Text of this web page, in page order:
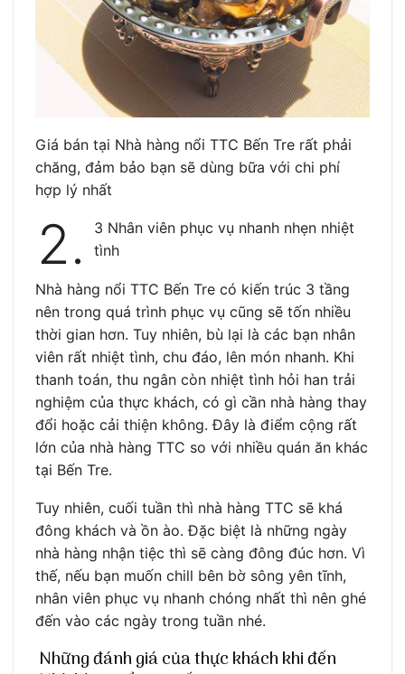
Giá bán tại Nhà hàng nổi TTC Bến Tre rất phải
chăng, đảm bảo bạn sẽ dùng bữa với chi phí
hợp lý nhất
2.
3 Nhân viên phục vụ nhanh nhẹn nhiệt
tình
Nhà hàng nổi TTC Bến Tre có kiến trúc 3 tầng
nên trong quá trình phục vụ cũng sẽ tốn nhiều
thời gian hơn. Tuy nhiên, bù lại là các bạn nhân
viên rất nhiệt tình, chu đáo, lên món nhanh. Khi
thanh toán, thu ngân còn nhiệt tình hỏi han trải
nghiệm của thực khách, có gì cần nhà hàng thay
đổi hoặc cải thiện không. Đây là điểm cộng rất
lớn của nhà hàng TTC so với nhiều quán ăn khác
tại Bến Tre.
Tuy nhiên, cuối tuần thì nhà hàng TTC sẽ khá
đông khách và ồn ào. Đặc biệt là những ngày
nhà hàng nhận tiệc thì sẽ càng đông đúc hơn. Vì
thế, nếu bạn muốn chill bên bờ sông yên tĩnh,
nhân viên phục vụ nhanh chóng nhất thì nên ghé
đến vào các ngày trong tuần nhé.
Những đánh giá của thực khách khi đến